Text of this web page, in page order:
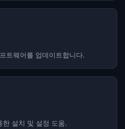
트웨어를 업데이트합니다.
설치 및 설정 도움.